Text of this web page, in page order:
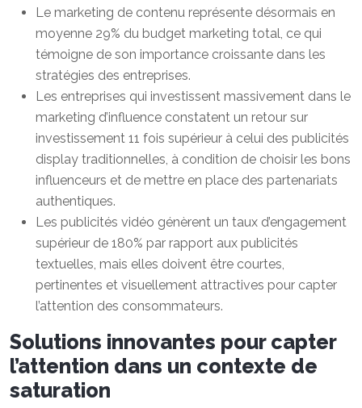
Le marketing de contenu représente désormais en
moyenne 29% du budget marketing total, ce qui
témoigne de son importance croissante dans les
stratégies des entreprises.
Les entreprises qui investissent massivement dans le
marketing d’influence constatent un retour sur
investissement 11 fois supérieur à celui des publicités
display traditionnelles, à condition de choisir les bons
influenceurs et de mettre en place des partenariats
authentiques.
Les publicités vidéo génèrent un taux d’engagement
supérieur de 180% par rapport aux publicités
textuelles, mais elles doivent être courtes,
pertinentes et visuellement attractives pour capter
l’attention des consommateurs.
Solutions innovantes pour capter
l’attention dans un contexte de
saturation